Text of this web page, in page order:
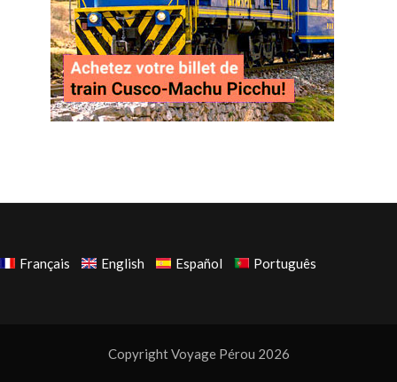
Français English Español Português
Copyright Voyage Pérou 2026